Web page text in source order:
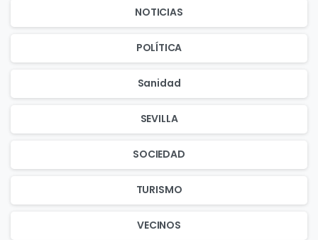
NOTICIAS
POLÍTICA
Sanidad
SEVILLA
SOCIEDAD
TURISMO
VECINOS